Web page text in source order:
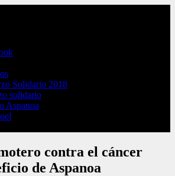
Solidario 2018
solidario
Aspanoa
contra el cáncer
de Aspanoa